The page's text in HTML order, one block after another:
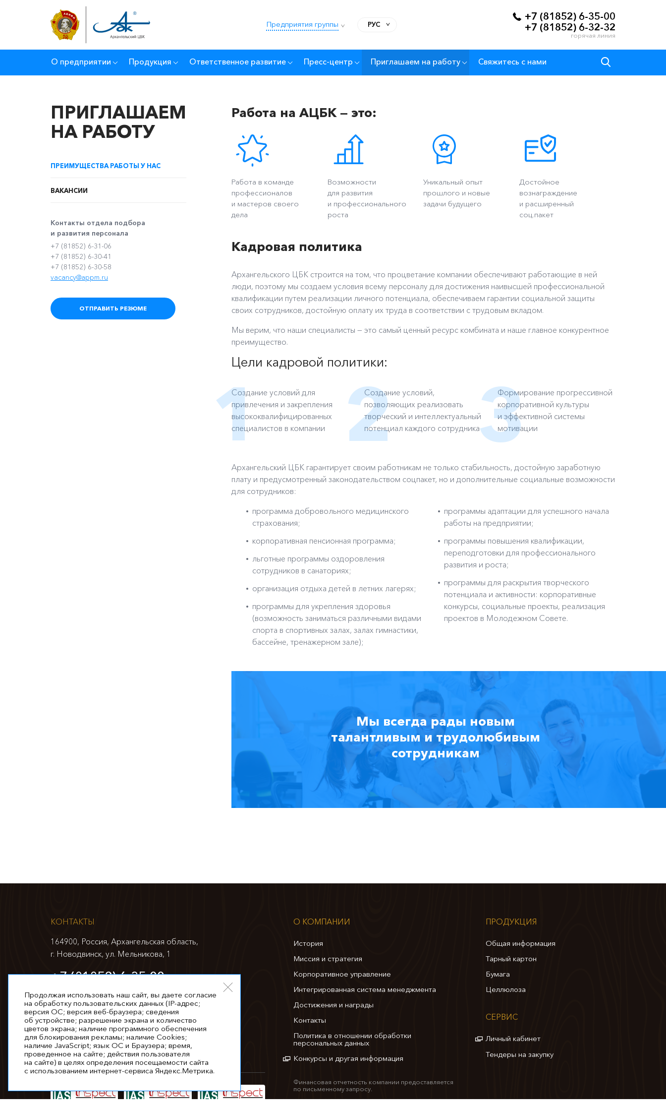
Предприятия группы РУС
+7 (81852) 6-35-00
+7 (81852) 6-32-32
горячая линия
О предприятии Продукция Ответственное развитие Пресс-центр Приглашаем на работу Свяжитесь с нами
ПРИГЛАШАЕМ
НА РАБОТУ
ПРЕИМУЩЕСТВА РАБОТЫ У НАС
ВАКАНСИИ
Контакты отдела подбора
и развития персонала
+7 (81852) 6-31-06
+7 (81852) 6-30-41
+7 (81852) 6-30-58
vacancy@appm.ru
ОТПРАВИТЬ РЕЗЮМЕ
Работа на АЦБК — это:
Работа в команде
профессионалов
и мастеров своего
дела
Возможности
для развития
и профессионального
роста
Уникальный опыт
прошлого и новые
задачи будущего
Достойное
вознаграждение
и расширенный
соц.пакет
Кадровая политика
Архангельского ЦБК строится на том, что процветание компании обеспечивают работающие в ней
люди, поэтому мы создаем условия всему персоналу для достижения наивысшей профессиональной
квалификации путем реализации личного потенциала, обеспечиваем гарантии социальной защиты
своих сотрудников, достойную оплату их труда в соответствии с трудовым вкладом.
Мы верим, что наши специалисты — это самый ценный ресурс комбината и наше главное конкурентное
преимущество.
Цели кадровой политики:
Создание условий для
привлечения и закрепления
высококвалифицированных
специалистов в компании
Создание условий,
позволяющих реализовать
творческий и интеллектуальный
потенциал каждого сотрудника
Формирование прогрессивной
корпоративной культуры
и эффективной системы
мотивации
Архангельский ЦБК гарантирует своим работникам не только стабильность, достойную заработную
плату и предусмотренный законодательством соцпакет, но и дополнительные социальные возможности
для сотрудников:
программа добровольного медицинского
страхования;
корпоративная пенсионная программа;
льготные программы оздоровления
сотрудников в санаториях;
организация отдыха детей в летних лагерях;
программы для укрепления здоровья
(возможность заниматься различными видами
спорта в спортивных залах, залах гимнастики,
бассейне, тренажерном зале);
программы адаптации для успешного начала
работы на предприятии;
программы повышения квалификации,
переподготовки для профессионального
развития и роста;
программы для раскрытия творческого
потенциала и активности: корпоративные
конкурсы, социальные проекты, реализация
проектов в Молодежном Совете.
Мы всегда рады новым
талантливым и трудолюбивым
сотрудникам
КОНТАКТЫ
164900, Россия, Архангельская область,
г. Новодвинск, ул. Мельникова, 1
+7 (81852) 6-35-00
info@appm.ru
© 2026. Все права защищены
О КОМПАНИИ
История
Миссия и стратегия
Корпоративное управление
Интегрированная система менеджмента
Достижения и награды
Контакты
Политика в отношении обработки
персональных данных
Конкурсы и другая информация
Финансовая отчетность компании предоставляется
по письменному запросу.
ПРОДУКЦИЯ
Общая информация
Тарный картон
Бумага
Целлюлоза
СЕРВИС
Личный кабинет
Тендеры на закупку
Продолжая использовать наш сайт, вы даете согласие
на обработку пользовательских данных (IP-адрес;
версия ОС; версия веб-браузера; сведения
об устройстве; разрешение экрана и количество
цветов экрана; наличие программного обеспечения
для блокирования рекламы; наличие Cookies;
наличие JavaScript; язык ОС и Браузера; время,
проведенное на сайте; действия пользователя
на сайте) в целях определения посещаемости сайта
с использованием интернет-сервиса Яндекс.Метрика.